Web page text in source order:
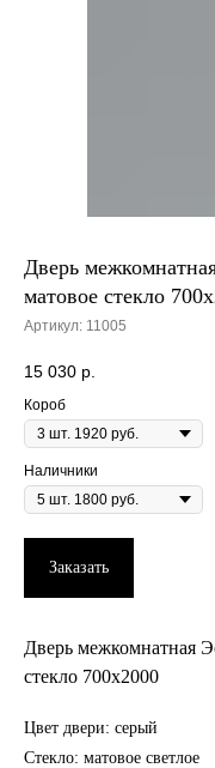
Дверь
матовое стекло
Артикул: 11005
15 030 р.
Короб
Наличники
Заказать
Дверь межкомнатная
стекло 700х2000
Цвет двери: серый
Стекло: матовое светлое